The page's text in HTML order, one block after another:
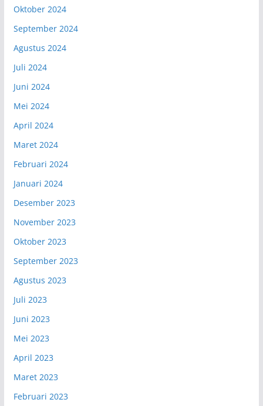
Oktober 2024
September 2024
Agustus 2024
Juli 2024
Juni 2024
Mei 2024
April 2024
Maret 2024
Februari 2024
Januari 2024
Desember 2023
November 2023
Oktober 2023
September 2023
Agustus 2023
Juli 2023
Juni 2023
Mei 2023
April 2023
Maret 2023
Februari 2023